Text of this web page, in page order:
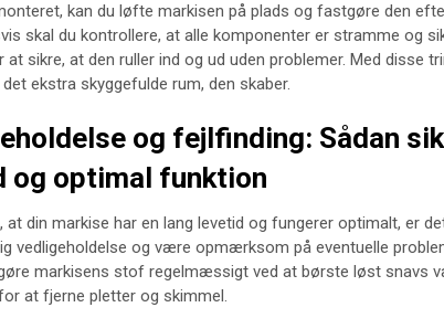
kan du løfte markisen på plads og fastgøre den
skal du kontrollere, at alle komponenter er stramme og
sikre, at den ruller ind og ud uden problemer. Med disse
ekstra skyggefulde rum, den skaber.
og fejlfinding: Sådan
og optimal funktion
at din markise har en lang levetid og fungerer optimalt, er
vedligeholdelse og være opmærksom på eventuelle
markisens stof regelmæssigt ved at børste løst snavs
at fjerne pletter og skimmel.